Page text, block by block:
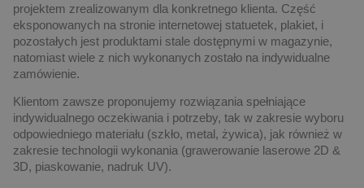
projektem zrealizowanym dla konkretnego klienta. Część
eksponowanych na stronie internetowej statuetek, plakiet, i
pozostałych jest produktami stale dostępnymi w magazynie,
natomiast wiele z nich wykonanych zostało na indywidualne
zamówienie.
Klientom zawsze proponujemy rozwiązania spełniające
indywidualnego oczekiwania i potrzeby, tak w zakresie wyboru
odpowiedniego materiału (szkło, metal, żywica), jak również w
zakresie technologii wykonania (grawerowanie laserowe 2D &
3D, piaskowanie, nadruk UV).